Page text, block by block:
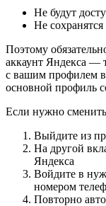
Не будут
Не
Поэтому
аккаунт Яндекса —
с вашим профилем в
основной профиль
Если нужно
Выйдите из
На другой
Яндекса
Войдите в
номером
Повторно